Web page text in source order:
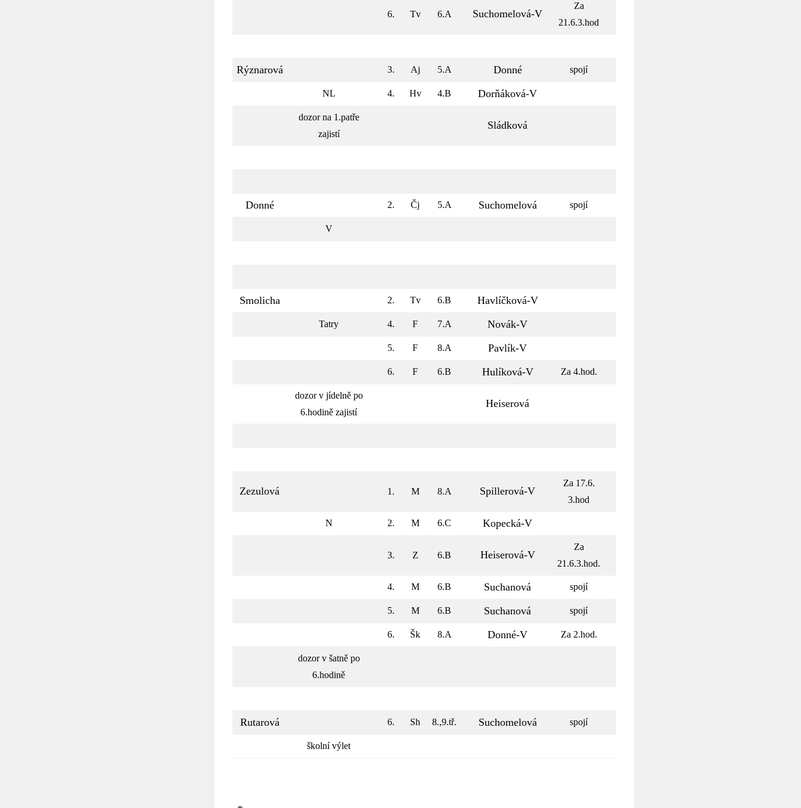
6. Tv 6.A Suchomelová-V
Za
21.6.3.hod
Rýznarová 3. Aj 5.A Donné spojí
NL 4. Hv 4.B Dorňáková-V
dozor na 1.patře
zajistí
Sládková
Donné 2. Čj 5.A Suchomelová spojí
V
Smolicha 2. Tv 6.B Havlíčková-V
Tatry 4. F 7.A Novák-V
5. F 8.A Pavlík-V
6. F 6.B Hulíková-V Za 4.hod.
dozor v jídelně po
6.hodině zajistí
Heiserová
Zezulová 1. M 8.A Spillerová-V
Za 17.6.
3.hod
N 2. M 6.C Kopecká-V
3. Z 6.B Heiserová-V
Za
21.6.3.hod.
4. M 6.B Suchanová spojí
5. M 6.B Suchanová spojí
6. Šk 8.A Donné-V Za 2.hod.
dozor v šatně po
6.hodině
Rutarová 6. Sh 8.,9.tř. Suchomelová spojí
školní výlet